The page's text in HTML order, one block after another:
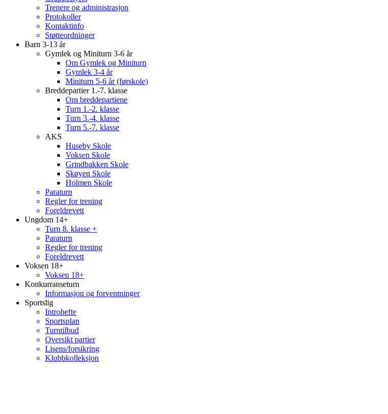
Trenere og administrasjon
Protokoller
Kontaktinfo
Støtteordninger
Barn 3-13 år
Gymlek og Miniturn 3-6 år
Om Gymlek og Miniturn
Gymlek 3-4 år
Miniturn 5-6 år (førskole)
Breddepartier 1.-7. klasse
Om breddepartiene
Turn 1.-2. klasse
Turn 3.-4. klasse
Turn 5.-7. klasse
AKS
Huseby Skole
Voksen Skole
Grindbakken Skole
Skøyen Skole
Holmen Skole
Paraturn
Regler for trening
Foreldrevett
Ungdom 14+
Turn 8. klasse +
Paraturn
Regler for trening
Foreldrevett
Voksen 18+
Voksen 18+
Konkurranseturn
Informasjon og forventninger
Sportslig
Introhefte
Sportsplan
Turntilbud
Oversikt partier
Lisens/forsikring
Klubbkolleksjon